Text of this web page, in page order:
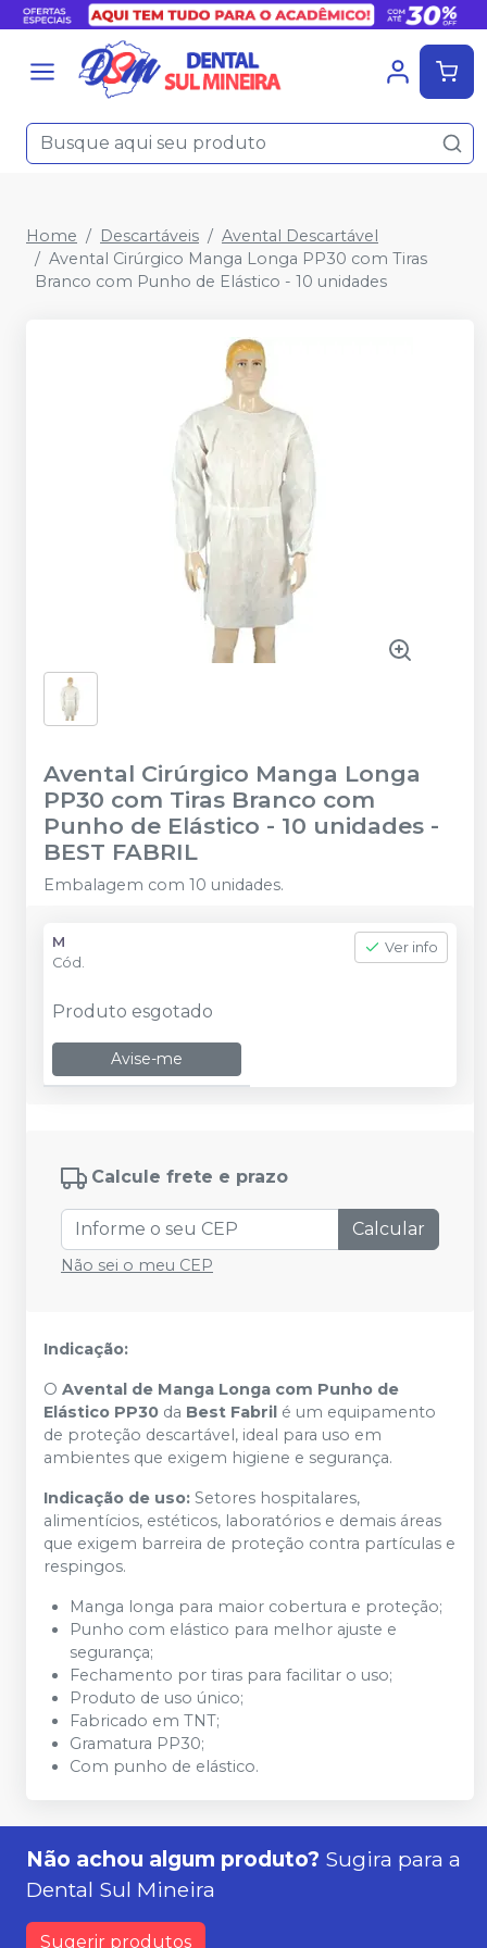
Home Descartáveis
Avental Descartável
Avental Cirúrgico Manga Longa PP30 com Tiras
Branco com Punho de Elástico - 10 unidades
Avental Cirúrgico Manga Longa
PP30 com Tiras Branco com
Punho de Elástico - 10 unidades -
BEST FABRIL
Embalagem com 10 unidades.
M
Cód.
Ver info
Produto esgotado
Avise-me
Calcule frete e prazo
Calcular
Não sei o meu CEP
Indicação:
O Avental de Manga Longa com Punho de
Elástico PP30 da Best Fabril é um equipamento
de proteção descartável, ideal para uso em
ambientes que exigem higiene e segurança.
Indicação de uso: Setores hospitalares,
alimentícios, estéticos, laboratórios e demais áreas
que exigem barreira de proteção contra partículas e
respingos.
Manga longa para maior cobertura e proteção;
Punho com elástico para melhor ajuste e
segurança;
Fechamento por tiras para facilitar o uso;
Produto de uso único;
Fabricado em TNT;
Gramatura PP30;
Com punho de elástico.
Não achou algum produto? Sugira para a
Dental Sul Mineira
Sugerir produtos